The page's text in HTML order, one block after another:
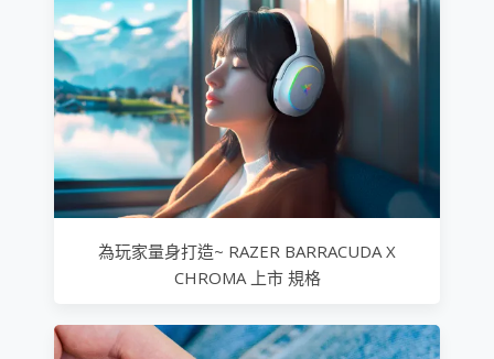
為玩家量身打造~ RAZER BARRACUDA X
CHROMA 上市 規格